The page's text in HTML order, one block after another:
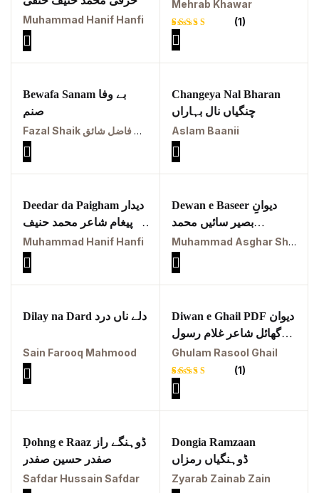
Muhammad Hanif Hanfi
Mehrab Khawar
Rated
5.00
of 5
1
(1)
Bewafa Sanam بے وفا
صنم
Fazal Shaik ملک الشعراء جناب فاضل شائق
Changeya Nal Bharan
چنگیاں نال بہاراں
Aslam Baanii
Deedar da Paigham دیدار
دا پیغام شاعر محمد حنیف
حنفی
Muhammad Hanif Hanfi
Dewan e Baseer دیوانِِ
بصیر سائیں محمد
اصغرشاہ چشتیؒ
Muhammad Asghar Shah Chishti Sabri
Dilay na Dard دلے ناں درد
Sain Farooq Mahmood
Diwan e Ghail PDF دیوان
گھائل شاعر غلام رسول
گھائل
Ghulam Rasool Ghail
Rated
5.00
of 5
1
rating
(1)
Ḍohng e Raaz ڈوہنگے راز
صفدر حسین صفدر
Safdar Hussain Safdar
Dongia Ramzaan
ڈوہنگیاں رمزاں
Zyarab Zainab Zain
Pothwar's
agricultural
potential
Pothwar.com
Pothwar Green
Islamabad
Pothwar Media
Pothwar News
pothwar n kashmir
Pothwar Scrub
pothwar videos
Potohar
Reflections on the
pothohar heritage